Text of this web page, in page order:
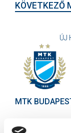
KÖVETKEZŐ
ÚJ
MTK
MTK